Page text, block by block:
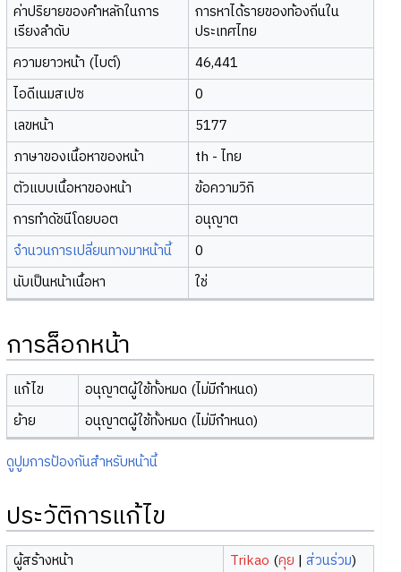
ค่าปริยายของคำหลักในการ
เรียงลำดับ
การหาได้รายของท้องถิ่นใน
ประเทศไทย
ความยาวหน้า (ไบต์)
46,441
ไอดีเนมสเปซ
0
เลขหน้า
5177
ภาษาของเนื้อหาของหน้า
th - ไทย
ตัวแบบเนื้อหาของหน้า
ข้อความวิกิ
การทำดัชนีโดยบอต
อนุญาต
จำนวนการเปลี่ยนทางมาหน้านี้
0
นับเป็นหน้าเนื้อหา
ใช่
การล็อกหน้า
แก้ไข
อนุญาตผู้ใช้ทั้งหมด (ไม่มีกำหนด)
ย้าย
อนุญาตผู้ใช้ทั้งหมด (ไม่มีกำหนด)
ดูปูมการป้องกันสำหรับหน้านี้
ประวัติการแก้ไข
ผู้สร้างหน้า Trikao (คุย |ส่วนร่วม)